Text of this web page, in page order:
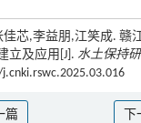
芯,李益朋,江笑成. 赣
立及应用[J]. 水土保持
篇